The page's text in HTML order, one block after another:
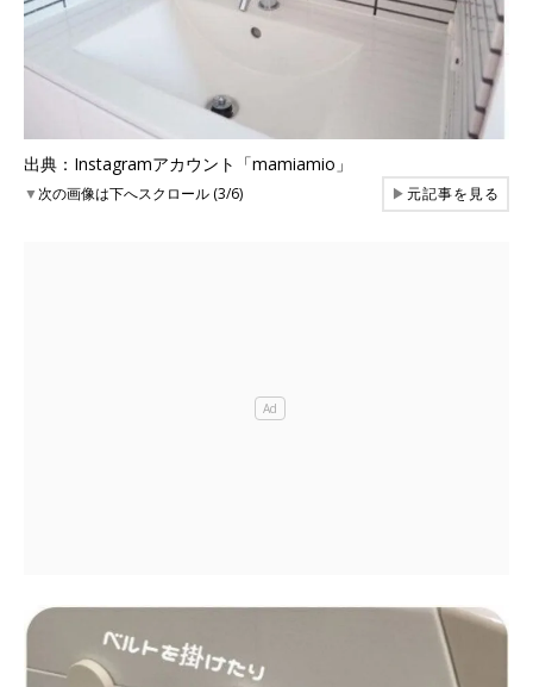
出典：Instagramアカウント「mamiamio」
▼次の画像は下へスクロール (3/6) ▶元記事を見る